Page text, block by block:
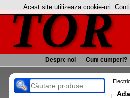
TOR
Despre noi Cum cumperi?
Acest site utilizeaza cookie-uri.